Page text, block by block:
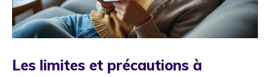
Les limites et précautions à